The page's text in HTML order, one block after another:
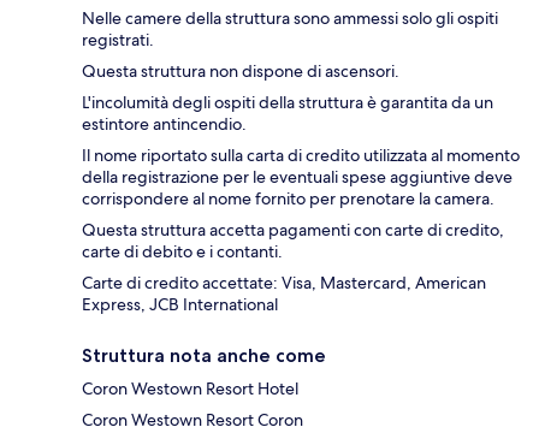
Nelle camere della struttura sono ammessi solo gli ospiti
registrati.
Questa struttura non dispone di ascensori.
L'incolumità degli ospiti della struttura è garantita da un
estintore antincendio.
Il nome riportato sulla carta di credito utilizzata al momento
della registrazione per le eventuali spese aggiuntive deve
corrispondere al nome fornito per prenotare la camera.
Questa struttura accetta pagamenti con carte di credito,
carte di debito e i contanti.
Carte di credito accettate: Visa, Mastercard, American
Express, JCB International
Struttura nota anche come
Coron Westown Resort Hotel
Coron Westown Resort Coron